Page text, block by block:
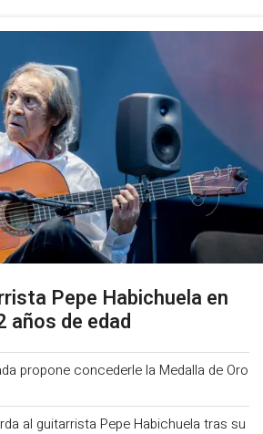
Pepe Habichuela en
años de edad
propone concederle la Medalla de Oro
al guitarrista Pepe Habichuela tras su